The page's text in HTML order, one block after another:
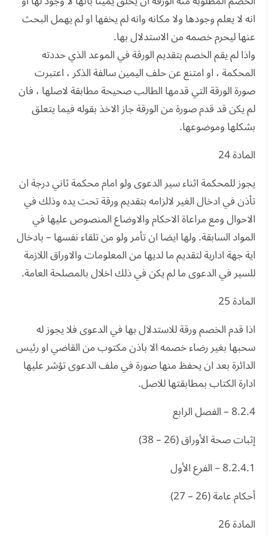
انه لا يعلم وجودها ولا مكانه وانه لم يخفها او لم يهمل البحث
عنها ليحرم خصمه من الاستدلال بها.
واذا لم يقم الخصم بتقديم الورقة في الموعد الذي حددته
المحكمة ، او امتنع عن حلف اليمين سالفة الذكر ، اعتبرت
صورة الورقة التي قدمها الطالب صحيحة مطابقة لاصلها ، فان
لم يكن قد قدم صورة من الورقة جاز الاخذ بقوله فيما يتعلق
بشكلها وموضوعها.
المادة 24
يجوز للمحكمة اثناء سير الدعوى ولو امام محكمة ثاني درجة ان
تأذن في ادخال الغير لالزامه بتقديم ورقة تحت يده وذلك في
الاحوال ومع مراعاة الاحكام والاوضاع المنصوص عليها في
المواد السابقة. ولها ايضا ان تأمر ولو من تلقاء نفسها – بادخال
اية جهة ادارية لتقديم ما لديها من المعلومات والاوراق اللازمة
للسير في الدعوى ما لم يكن في ذلك اخلال بالمصلحة العامة.
المادة 25
اذا قدم الخصم ورقة للاستدلال بها في الدعوى فلا يجوز له
سحبها بغير رضاء خصمه الا باذن مكتوب من القاضي او رئيس
الدائرة بعد ان يحفظ منها صورة في ملف الدعوى تؤشر عليها
ادارة الكتاب بمطابقتها للاصل.
8.2.4 – الفصل الرابع
إثبات صحة الأوراق (26 – 38)
8.2.4.1 – الفرع الأول
أحكام عامة (26 – 27)
المادة 26